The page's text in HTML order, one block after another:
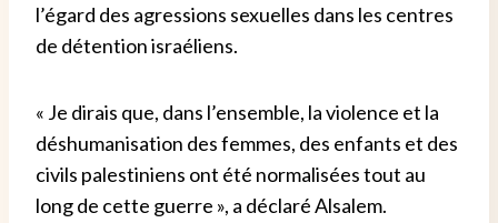
l’égard des agressions sexuelles dans les centres
de détention israéliens.
« Je dirais que, dans l’ensemble, la violence et la
déshumanisation des femmes, des enfants et des
civils palestiniens ont été normalisées tout au
long de cette guerre », a déclaré Alsalem.